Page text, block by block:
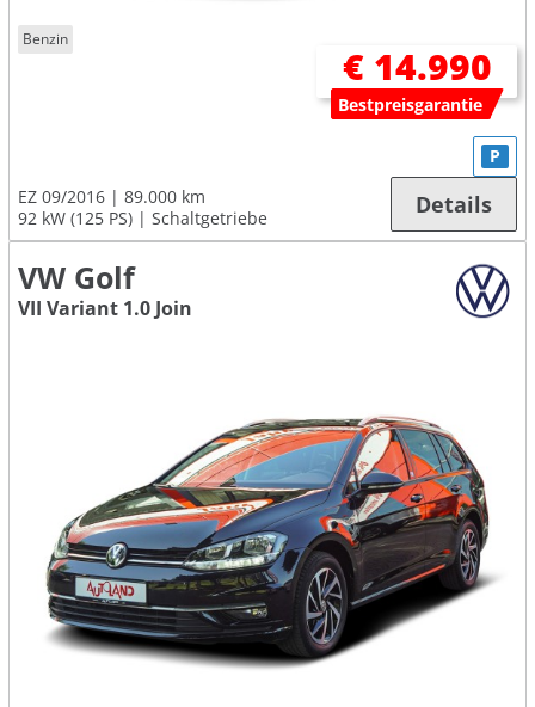
Benzin
€ 14.990
Bestpreisgarantie
EZ 09/2016
89.000 km
92 kW (125 PS)
Schaltgetriebe
P
Details
VW Golf
VII Variant 1.0 Join